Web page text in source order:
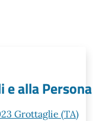
e alla Persona
Grottaglie (TA)